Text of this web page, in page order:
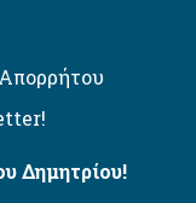
Δημητρίου!